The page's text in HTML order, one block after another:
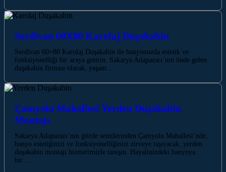
Serdivan 60X80 Karolaj Duşakabin
Serdivan 60×80 Karolaj Duşakabin ile banyonuzda estetik ve
fonksiyonelliği bir araya getirin. Sakarya Adapazarı’nın önde gelen
duşakabin firması olarak, yaşam…
Çamyolu Mahallesi Yerden Duşakabin
Montajı
Sakarya Adapazarı’nın gözde semtlerinden Çamyolu Mahallesi’nde,
banyo estetiğinizi ve fonksiyonelliğinizi zirveye taşıyacak, yerden
duşakabin montajı hizmetimizle tanışın. Hayalinizdeki banyoya
bir…